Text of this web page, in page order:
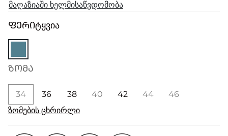
მაღაზიაში ხელმისაწვდომობა
ᲤᲔᲠᲘტყვია
ᲖᲝᲛᲐ
34 36 38 40 42 44
46
ზომების ცხრირლი